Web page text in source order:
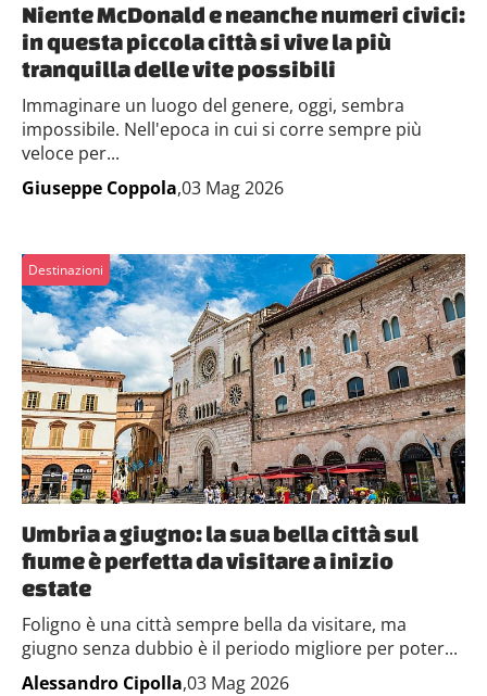
Niente McDonald e neanche numeri civici:
in questa piccola città si vive la più
tranquilla delle vite possibili
Immaginare un luogo del genere, oggi, sembra
impossibile. Nell'epoca in cui si corre sempre più
veloce per...
Giuseppe Coppola,03 Mag 2026
Destinazioni
Umbria a giugno: la sua bella città sul
fiume è perfetta da visitare a inizio
estate
Foligno è una città sempre bella da visitare, ma
giugno senza dubbio è il periodo migliore per poter...
Alessandro Cipolla,03 Mag 2026